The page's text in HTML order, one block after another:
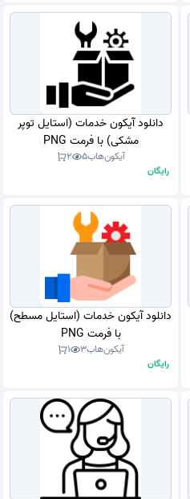
دانلود آیکون خدمات (استایل توپر
مشکی) با فرمت PNG
آیکون‌هاب5
2
رایگان
دانلود آیکون خدمات (استایل مسطح)
با فرمت PNG
آیکون‌هاب3
1
رایگان